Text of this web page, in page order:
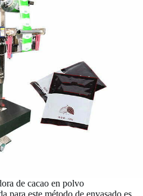
de cacao en polvo
para este método de envasado es